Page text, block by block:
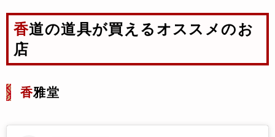
香道の道具が買えるオススメのお
店
香雅堂